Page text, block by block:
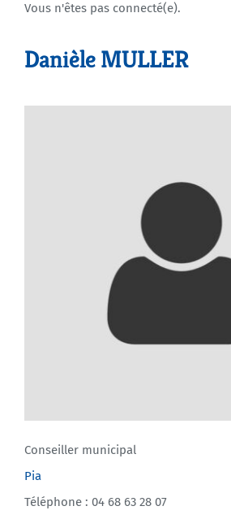
Agenda
Vous n'êtes pas connecté(e).
Danièle MULLER
Conseiller municipal
Pia
Téléphone : 04 68 63 28 07